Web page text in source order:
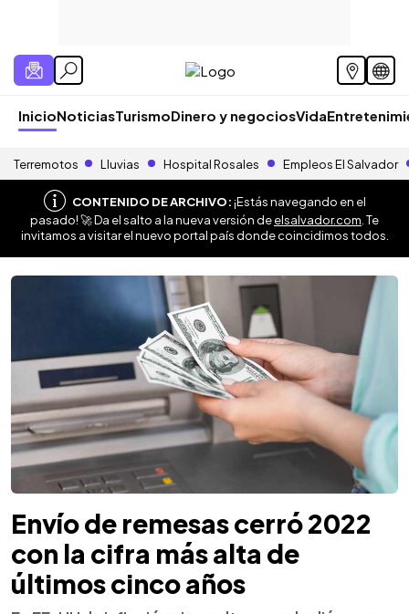
InicioNoticiasTurismoDinero y negociosVida
Terremotos Lluvias Hospital Rosales Empleos El Salvador
CONTENIDO DE ARCHIVO:¡Estás navegando en el
pasado! 🚀 Da el salto a la nueva versión deelsalvador.com . Te
invitamos a visitar el nuevo portal país donde coincidimos todos.
Envío de remesas cerró 2022
con la cifra más alta de
últimos cinco años